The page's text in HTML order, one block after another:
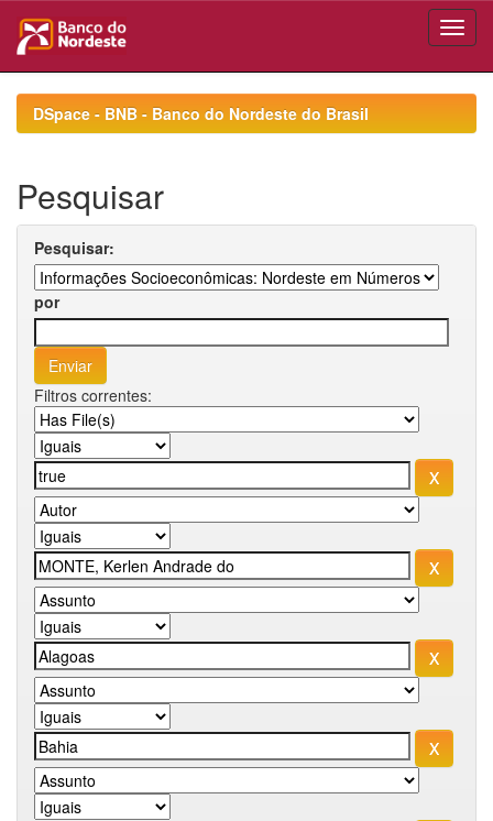
navigationDSpace - BNB - Banco do Nordeste do Brasil
Pesquisar
Pesquisar:
por
Filtros correntes: